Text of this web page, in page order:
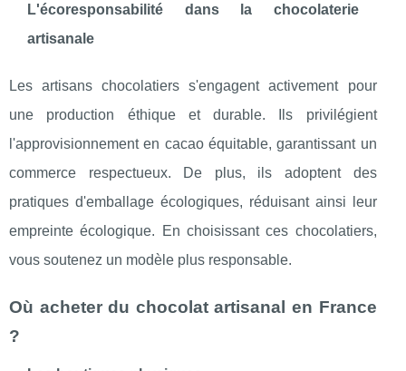
L'écoresponsabilité dans la chocolaterie
artisanale
Les artisans chocolatiers s'engagent activement pour
une production éthique et durable. Ils privilégient
l'approvisionnement en cacao équitable, garantissant un
commerce respectueux. De plus, ils adoptent des
pratiques d'emballage écologiques, réduisant ainsi leur
empreinte écologique. En choisissant ces chocolatiers,
vous soutenez un modèle plus responsable.
Où acheter du chocolat artisanal en France
?